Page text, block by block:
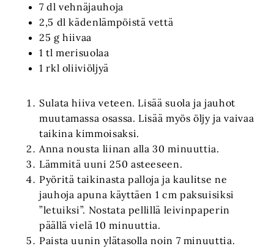
7 dl vehnäjauhoja
2,5 dl kädenlämpöistä vettä
25 g hiivaa
1 tl merisuolaa
1 rkl oliiviöljyä
Sulata hiiva veteen. Lisää suola ja jauhot
muutamassa osassa. Lisää myös öljy ja vaivaa
taikina kimmoisaksi.
Anna nousta liinan alla 30 minuuttia.
Lämmitä uuni 250 asteeseen.
Pyöritä taikinasta palloja ja kaulitse ne
jauhoja apuna käyttäen 1 cm paksuisiksi
”letuiksi”. Nostata pellillä leivinpaperin
päällä vielä 10 minuuttia.
Paista uunin ylätasolla noin 7 minuuttia.